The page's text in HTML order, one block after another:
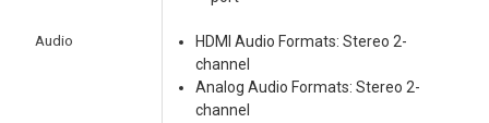
Audio
HDMI Audio Formats: Stereo 2-
channel
Analog Audio Formats: Stereo 2-
channel